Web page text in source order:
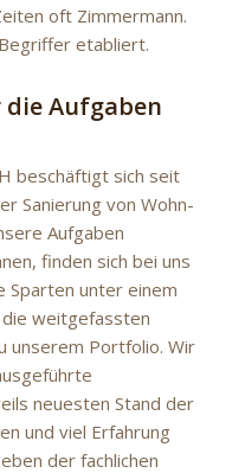
oft Zimmermann.
etabliert.
Aufgaben
beschäftigt sich seit
Sanierung von Wohn-
Aufgaben
finden sich bei uns
Sparten unter einem
die weitgefassten
unserem Portfolio. Wir
neuesten Stand der
und viel Erfahrung
der fachlichen